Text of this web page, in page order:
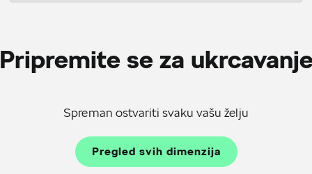
Pripremite se za
Spreman ostvariti svaku vašu želju
Pregled svih dimenzija